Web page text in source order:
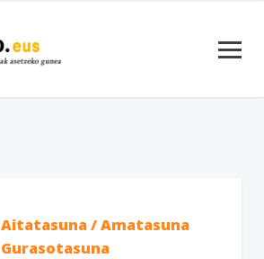
Aitatasuna / Amatasuna
Gurasotasuna